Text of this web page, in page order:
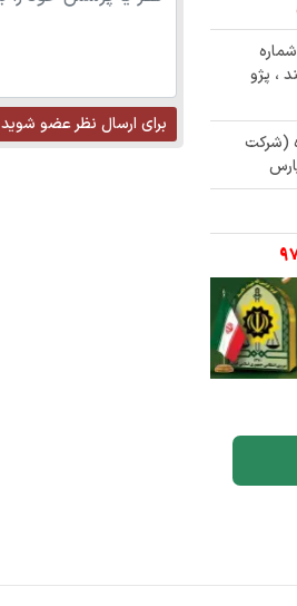
شماره
، پژو
(شرکت
برای ارسال نظر عضو شوید